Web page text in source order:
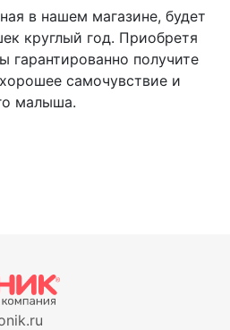
в нашем магазине, будет
круглый год. Приобретя
гарантированно получите
самочувствие и
малыша.